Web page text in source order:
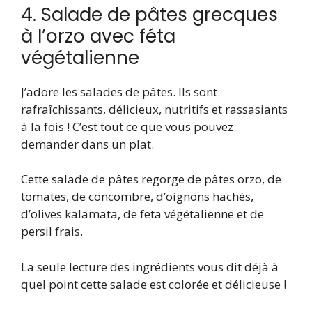
4. Salade de pâtes grecques
à l’orzo avec féta
végétalienne
J’adore les salades de pâtes. Ils sont
rafraîchissants, délicieux, nutritifs et rassasiants
à la fois ! C’est tout ce que vous pouvez
demander dans un plat.
Cette salade de pâtes regorge de pâtes orzo, de
tomates, de concombre, d’oignons hachés,
d’olives kalamata, de feta végétalienne et de
persil frais.
La seule lecture des ingrédients vous dit déjà à
quel point cette salade est colorée et délicieuse !